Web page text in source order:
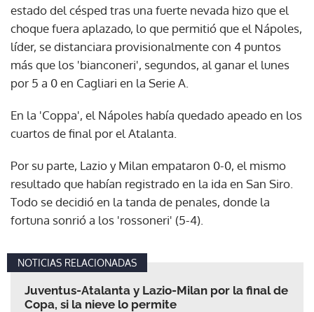
estado del césped tras una fuerte nevada hizo que el
choque fuera aplazado, lo que permitió que el Nápoles,
líder, se distanciara provisionalmente con 4 puntos
más que los 'bianconeri', segundos, al ganar el lunes
por 5 a 0 en Cagliari en la Serie A.
En la 'Coppa', el Nápoles había quedado apeado en los
cuartos de final por el Atalanta.
Por su parte, Lazio y Milan empataron 0-0, el mismo
resultado que habían registrado en la ida en San Siro.
Todo se decidió en la tanda de penales, donde la
fortuna sonrió a los 'rossoneri' (5-4).
NOTICIAS RELACIONADAS
Juventus-Atalanta y Lazio-Milan por la final de
Copa, si la nieve lo permite